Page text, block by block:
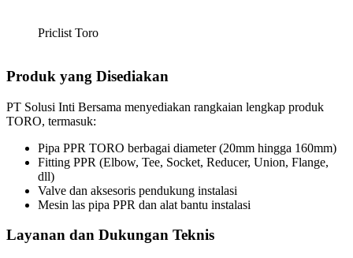
Priclist Toro
Produk yang Disediakan
PT Solusi Inti Bersama menyediakan rangkaian lengkap produk
TORO, termasuk:
Pipa PPR TORO berbagai diameter (20mm hingga 160mm)
Fitting PPR (Elbow, Tee, Socket, Reducer, Union, Flange,
dll)
Valve dan aksesoris pendukung instalasi
Mesin las pipa PPR dan alat bantu instalasi
Layanan dan Dukungan Teknis